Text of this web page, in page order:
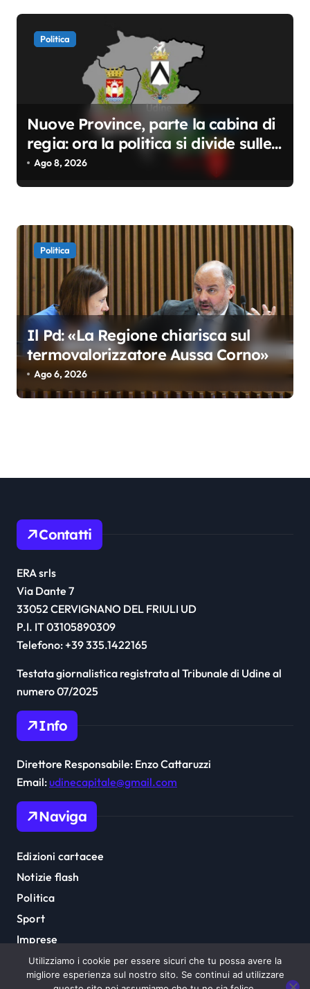
l
Politica
Nuove Province, parte la cabina di
regia: ora la politica si divide sulle
competenze
Ago 8, 2026
Politica
Il Pd: «La Regione chiarisca sul
termovalorizzatore Aussa Corno»
Ago 6, 2026
Contatti
ERA srls
Via Dante 7
33052 CERVIGNANO DEL FRIULI UD
P.I. IT 03105890309
Telefono: +39 335.1422165
Testata giornalistica registrata al Tribunale di Udine al
numero 07/2025
Info
Direttore Responsabile: Enzo Cattaruzzi
Email:udinecapitale@gmail.com
Naviga
Edizioni cartacee
Notizie flash
Politica
Sport
Imprese
Cultura
Utilizziamo i cookie per essere sicuri che tu possa avere la
migliore esperienza sul nostro sito. Se continui ad utilizzare